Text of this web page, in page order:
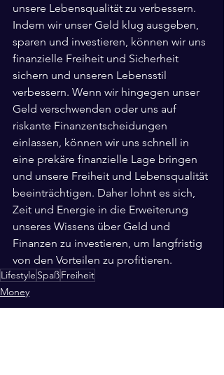
unsere Lebensqualität zu verbessern.
Indem wir unser Geld klug ausgeben,
sparen und investieren, können wir uns
finanzielle Freiheit und Sicherheit
sichern und unseren Lebensstil
verbessern. Wenn wir hingegen unser
Geld verschwenden oder uns auf
riskante Finanzentscheidungen
einlassen, können wir uns schnell in
eine prekäre finanzielle Lage bringen
und unsere Freiheit und Lebensqualität
beeinträchtigen. Daher lohnt es sich,
Zeit und Energie in die Erweiterung
unseres Wissens über Geld und
Finanzen zu investieren, um langfristig
von den Vorteilen zu profitieren.
Lifestyle SpaßFreiheit
Money